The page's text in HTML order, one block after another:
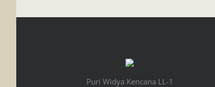
Puri Widya Kencana LL-1